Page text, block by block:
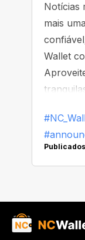
Notícias
mais
Wallet